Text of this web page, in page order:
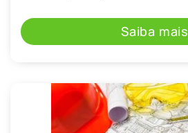
Saiba mais